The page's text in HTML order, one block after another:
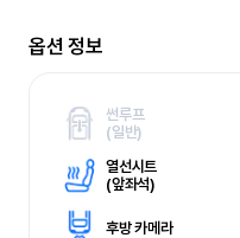
옵션 정보
썬루프
(일반)
열선시트
(앞좌석)
후방 카메라